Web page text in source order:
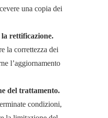
una copia dei
rettificazione.
la correttezza dei
l’aggiornamento
del trattamento.
condizioni,